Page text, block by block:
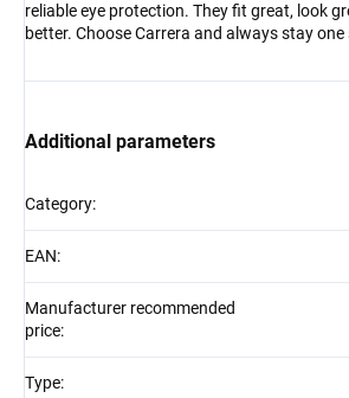
reliable eye protection. They fit great, look
better. Choose Carrera and always stay one
Additional parameters
Category:
EAN:
Manufacturer recommended
price:
Type: